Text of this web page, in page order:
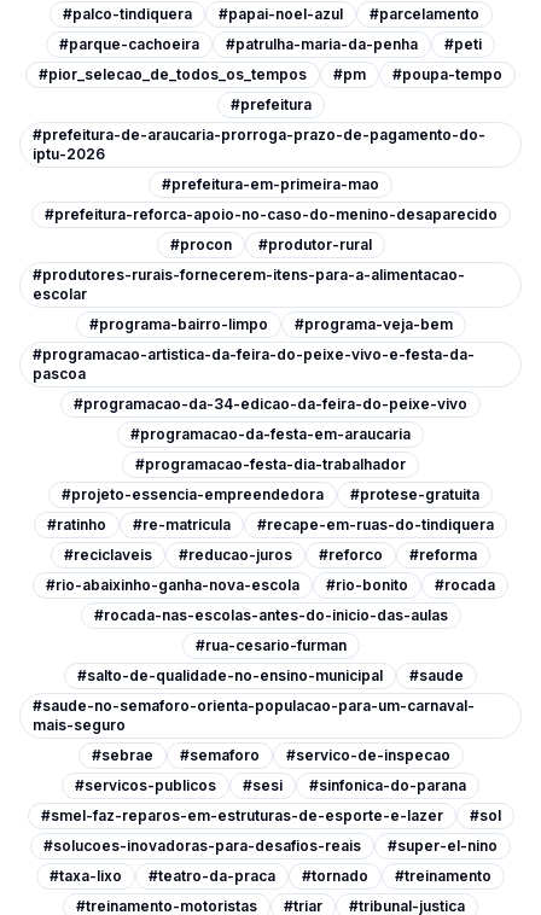
#palco-tindiquera
#papai-noel-azul
#parcelamento
#parque-cachoeira
#patrulha-maria-da-penha
#peti
#pior_selecao_de_todos_os_tempos
#pm
#poupa-tempo
#prefeitura
#prefeitura-de-araucaria-prorroga-prazo-de-pagamento-do-
iptu-2026
#prefeitura-em-primeira-mao
#prefeitura-reforca-apoio-no-caso-do-menino-desaparecido
#procon
#produtor-rural
#produtores-rurais-fornecerem-itens-para-a-alimentacao-
escolar
#programa-bairro-limpo
#programa-veja-bem
#programacao-artistica-da-feira-do-peixe-vivo-e-festa-da-
pascoa
#programacao-da-34-edicao-da-feira-do-peixe-vivo
#programacao-da-festa-em-araucaria
#programacao-festa-dia-trabalhador
#projeto-essencia-empreendedora
#protese-gratuita
#ratinho
#re-matricula
#recape-em-ruas-do-tindiquera
#reciclaveis
#reducao-juros #reforco
#reforma
#rio-abaixinho-ganha-nova-escola
#rio-bonito
#rocada
#rocada-nas-escolas-antes-do-inicio-das-aulas
#rua-cesario-furman
#salto-de-qualidade-no-ensino-municipal
#saude
#saude-no-semaforo-orienta-populacao-para-um-carnaval-
mais-seguro
#sebrae
#semaforo
#servico-de-inspecao
#servicos-publicos
#sesi
#sinfonica-do-parana
#smel-faz-reparos-em-estruturas-de-esporte-e-lazer
#sol
#solucoes-inovadoras-para-desafios-reais
#super-el-nino
#taxa-lixo
#teatro-da-praca #tornado
#treinamento
#treinamento-motoristas
#triar #tribunal-justica